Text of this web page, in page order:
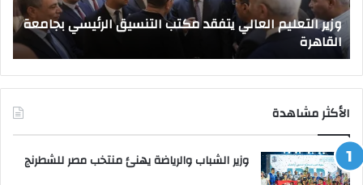
بجامعة
القاهرة
وزير التعليم العالي يتفقد مكتب التنسيق الرئيسي بجامعة
القاهرة
الأكثر مشاهدة
وزير الشباب والرياضة يهنئ منتخب مصر للشطرنج